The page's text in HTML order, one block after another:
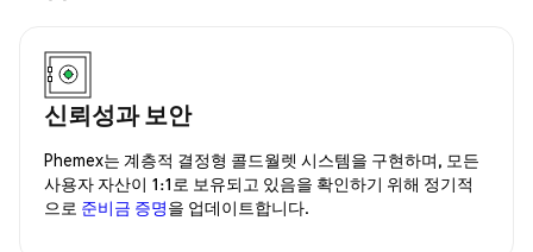
신뢰성과 보안
Phemex는 계층적 결정형 콜드월렛 시스템을 구현하며, 모든
사용자 자산이 1:1로 보유되고 있음을 확인하기 위해 정기적
으로 준비금 증명을 업데이트합니다.